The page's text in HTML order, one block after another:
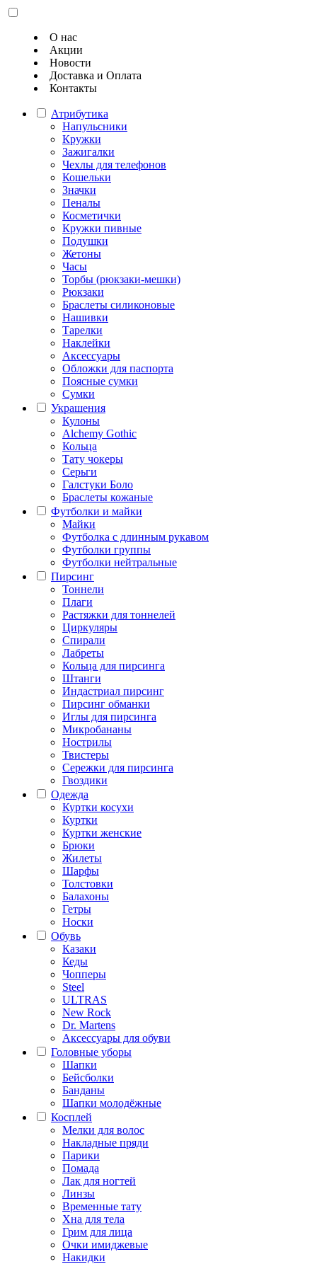
О нас
Акции
Новости
Доставка и Оплата
Контакты
Атрибутика
Напульсники
Кружки
Зажигалки
Чехлы для телефонов
Кошельки
Значки
Пеналы
Косметички
Кружки пивные
Подушки
Жетоны
Часы
Торбы (рюкзаки-мешки)
Рюкзаки
Браслеты силиконовые
Нашивки
Тарелки
Наклейки
Аксессуары
Обложки для паспорта
Поясные сумки
Сумки
Украшения
Кулоны
Alchemy Gothic
Кольца
Тату чокеры
Серьги
Галстуки Боло
Браслеты кожаные
Футболки и майки
Майки
Футболка с длинным рукавом
Футболки группы
Футболки нейтральные
Пирсинг
Тоннели
Плаги
Растяжки для тоннелей
Циркуляры
Спирали
Лабреты
Кольца для пирсинга
Штанги
Индастриал пирсинг
Пирсинг обманки
Иглы для пирсинга
Микробананы
Нострилы
Твистеры
Сережки для пирсинга
Гвоздики
Одежда
Куртки косухи
Куртки
Куртки женские
Брюки
Жилеты
Шарфы
Толстовки
Балахоны
Гетры
Носки
Обувь
Казаки
Кеды
Чопперы
Steel
ULTRAS
New Rock
Dr. Martens
Аксессуары для обуви
Головные уборы
Шапки
Бейсболки
Банданы
Шапки молодёжные
Косплей
Мелки для волос
Накладные пряди
Парики
Помада
Лак для ногтей
Линзы
Временные тату
Хна для тела
Грим для лица
Очки имиджевые
Накидки